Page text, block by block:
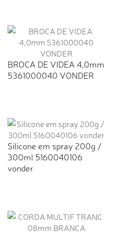
BROCA DE VIDEA 4,0mm
5361000040 VONDER
Silicone em spray 200g /
300ml 5160040106
vonder